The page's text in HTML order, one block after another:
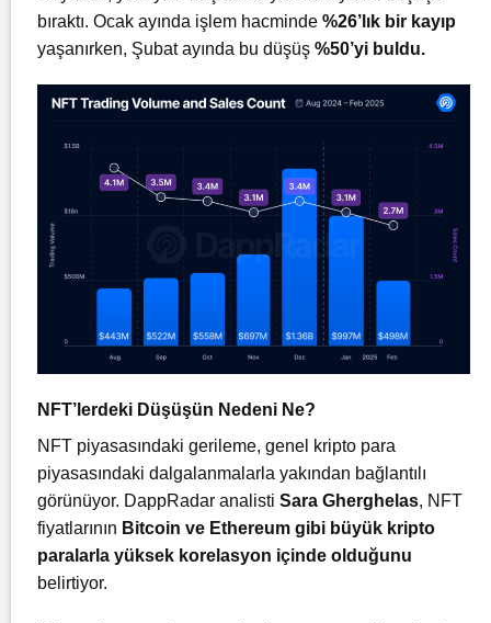
bıraktı. Ocak ayında işlem hacminde %26’lık bir kayıp
yaşanırken, Şubat ayında bu düşüş %50’yi buldu.
NFT’lerdeki Düşüşün Nedeni Ne?
NFT piyasasındaki gerileme, genel kripto para
piyasasındaki dalgalanmalarla yakından bağlantılı
görünüyor. DappRadar analisti Sara Gherghelas, NFT
fiyatlarının Bitcoin ve Ethereum gibi büyük kripto
paralarla yüksek korelasyon içinde olduğunu
belirtiyor.